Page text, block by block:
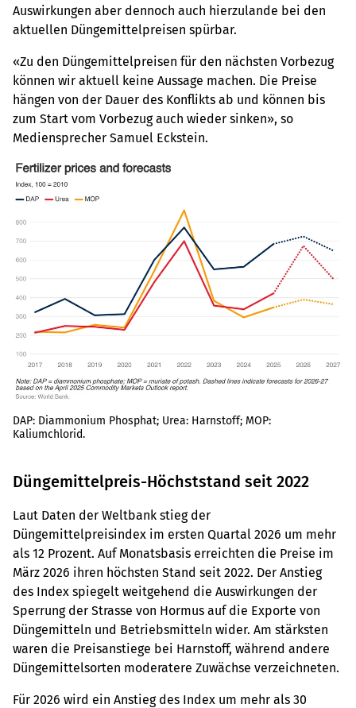
Auswirkungen aber dennoch auch hierzulande bei den
aktuellen Düngemittelpreisen spürbar.
«Zu den Düngemittelpreisen für den nächsten Vorbezug
können wir aktuell keine Aussage machen. Die Preise
hängen von der Dauer des Konflikts ab und können bis
zum Start vom Vorbezug auch wieder sinken», so
Mediensprecher Samuel Eckstein.
DAP: Diammonium Phosphat; Urea: Harnstoff; MOP:
Kaliumchlorid.
Düngemittelpreis-Höchststand seit 2022
Laut Daten der Weltbank stieg der
Düngemittelpreisindex im ersten Quartal 2026 um mehr
als 12 Prozent. Auf Monatsbasis erreichten die Preise im
März 2026 ihren höchsten Stand seit 2022. Der Anstieg
des Index spiegelt weitgehend die Auswirkungen der
Sperrung der Strasse von Hormus auf die Exporte von
Düngemitteln und Betriebsmitteln wider. Am stärksten
waren die Preisanstiege bei Harnstoff, während andere
Düngemittelsorten moderatere Zuwächse verzeichneten.
Für 2026 wird ein Anstieg des Index um mehr als 30